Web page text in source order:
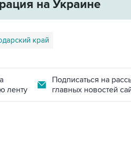
на Украине
край
ленту
Подписаться на
главных новостей